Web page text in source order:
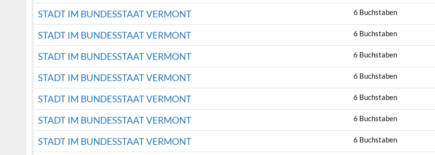
STADT IM BUNDESSTAAT VERMONT 6 Buchstaben
STADT IM BUNDESSTAAT VERMONT 6 Buchstaben
STADT IM BUNDESSTAAT VERMONT 6 Buchstaben
STADT IM BUNDESSTAAT VERMONT 6 Buchstaben
STADT IM BUNDESSTAAT VERMONT 6 Buchstaben
STADT IM BUNDESSTAAT VERMONT 6 Buchstaben
STADT IM BUNDESSTAAT VERMONT 6 Buchstaben